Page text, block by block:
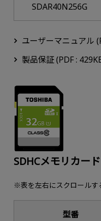
SDAR40N256G
ユーザーマニュアル
製品保証 (PDF :
SDHCメモリカー
※表を左右にスクロールす
型番